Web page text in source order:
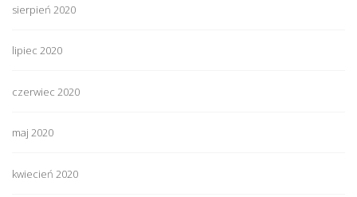
sierpień 2020
lipiec 2020
czerwiec 2020
maj 2020
kwiecień 2020